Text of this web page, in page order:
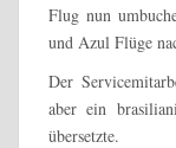
Flug nun
und Azul Flüge
Der
aber ein
übersetzte.